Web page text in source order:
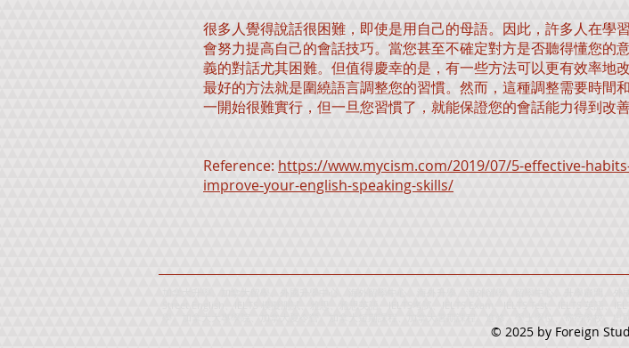
很多人覺得說話很困難，即使是用自己的母語。因此，許多人在學
會努力提高自己的會話技巧。當您甚至不確定對方是否聽得懂您的
義的對話尤其困難。但值得慶幸的是，有一些方法可以更有效率地改
最好的方法就是圍繞語言調整您的習慣。然而，這種調整需要時間
一開始很難實行，但一旦您習慣了，就能保證您的會話能力得到改善
Reference: https://www.mycism.com/2019/07/5-effective-
improve-your-english-speaking-skills/
© 2025by Foreign